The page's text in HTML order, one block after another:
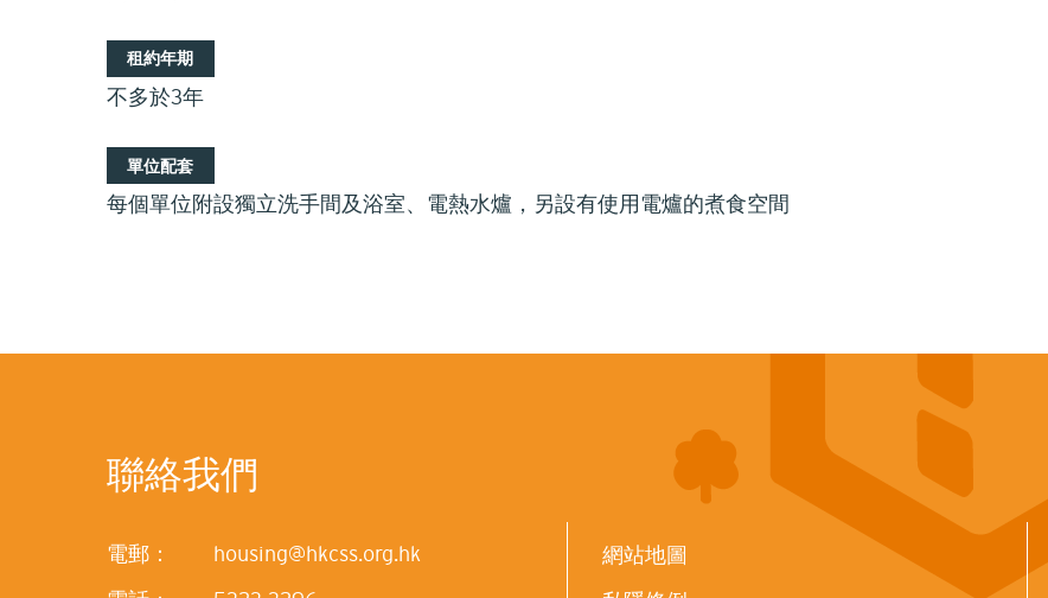
租約年期
不多於3年
單位配套
每個單位附設獨立洗手間及浴室、電熱水爐，另設有使用電爐的煮食空間
聯絡我們
電郵：
housing@hkcss.org.hk
網站地圖